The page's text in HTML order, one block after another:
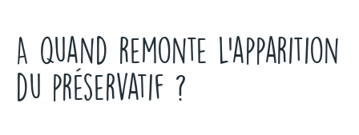
A quand remonte l'apparition
du préservatif ?